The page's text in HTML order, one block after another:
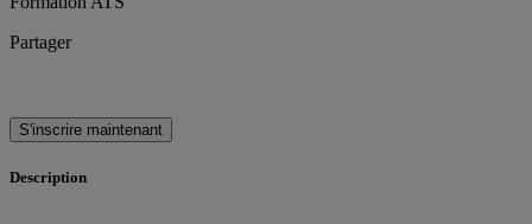
Partager
S'inscrire maintenant
Description